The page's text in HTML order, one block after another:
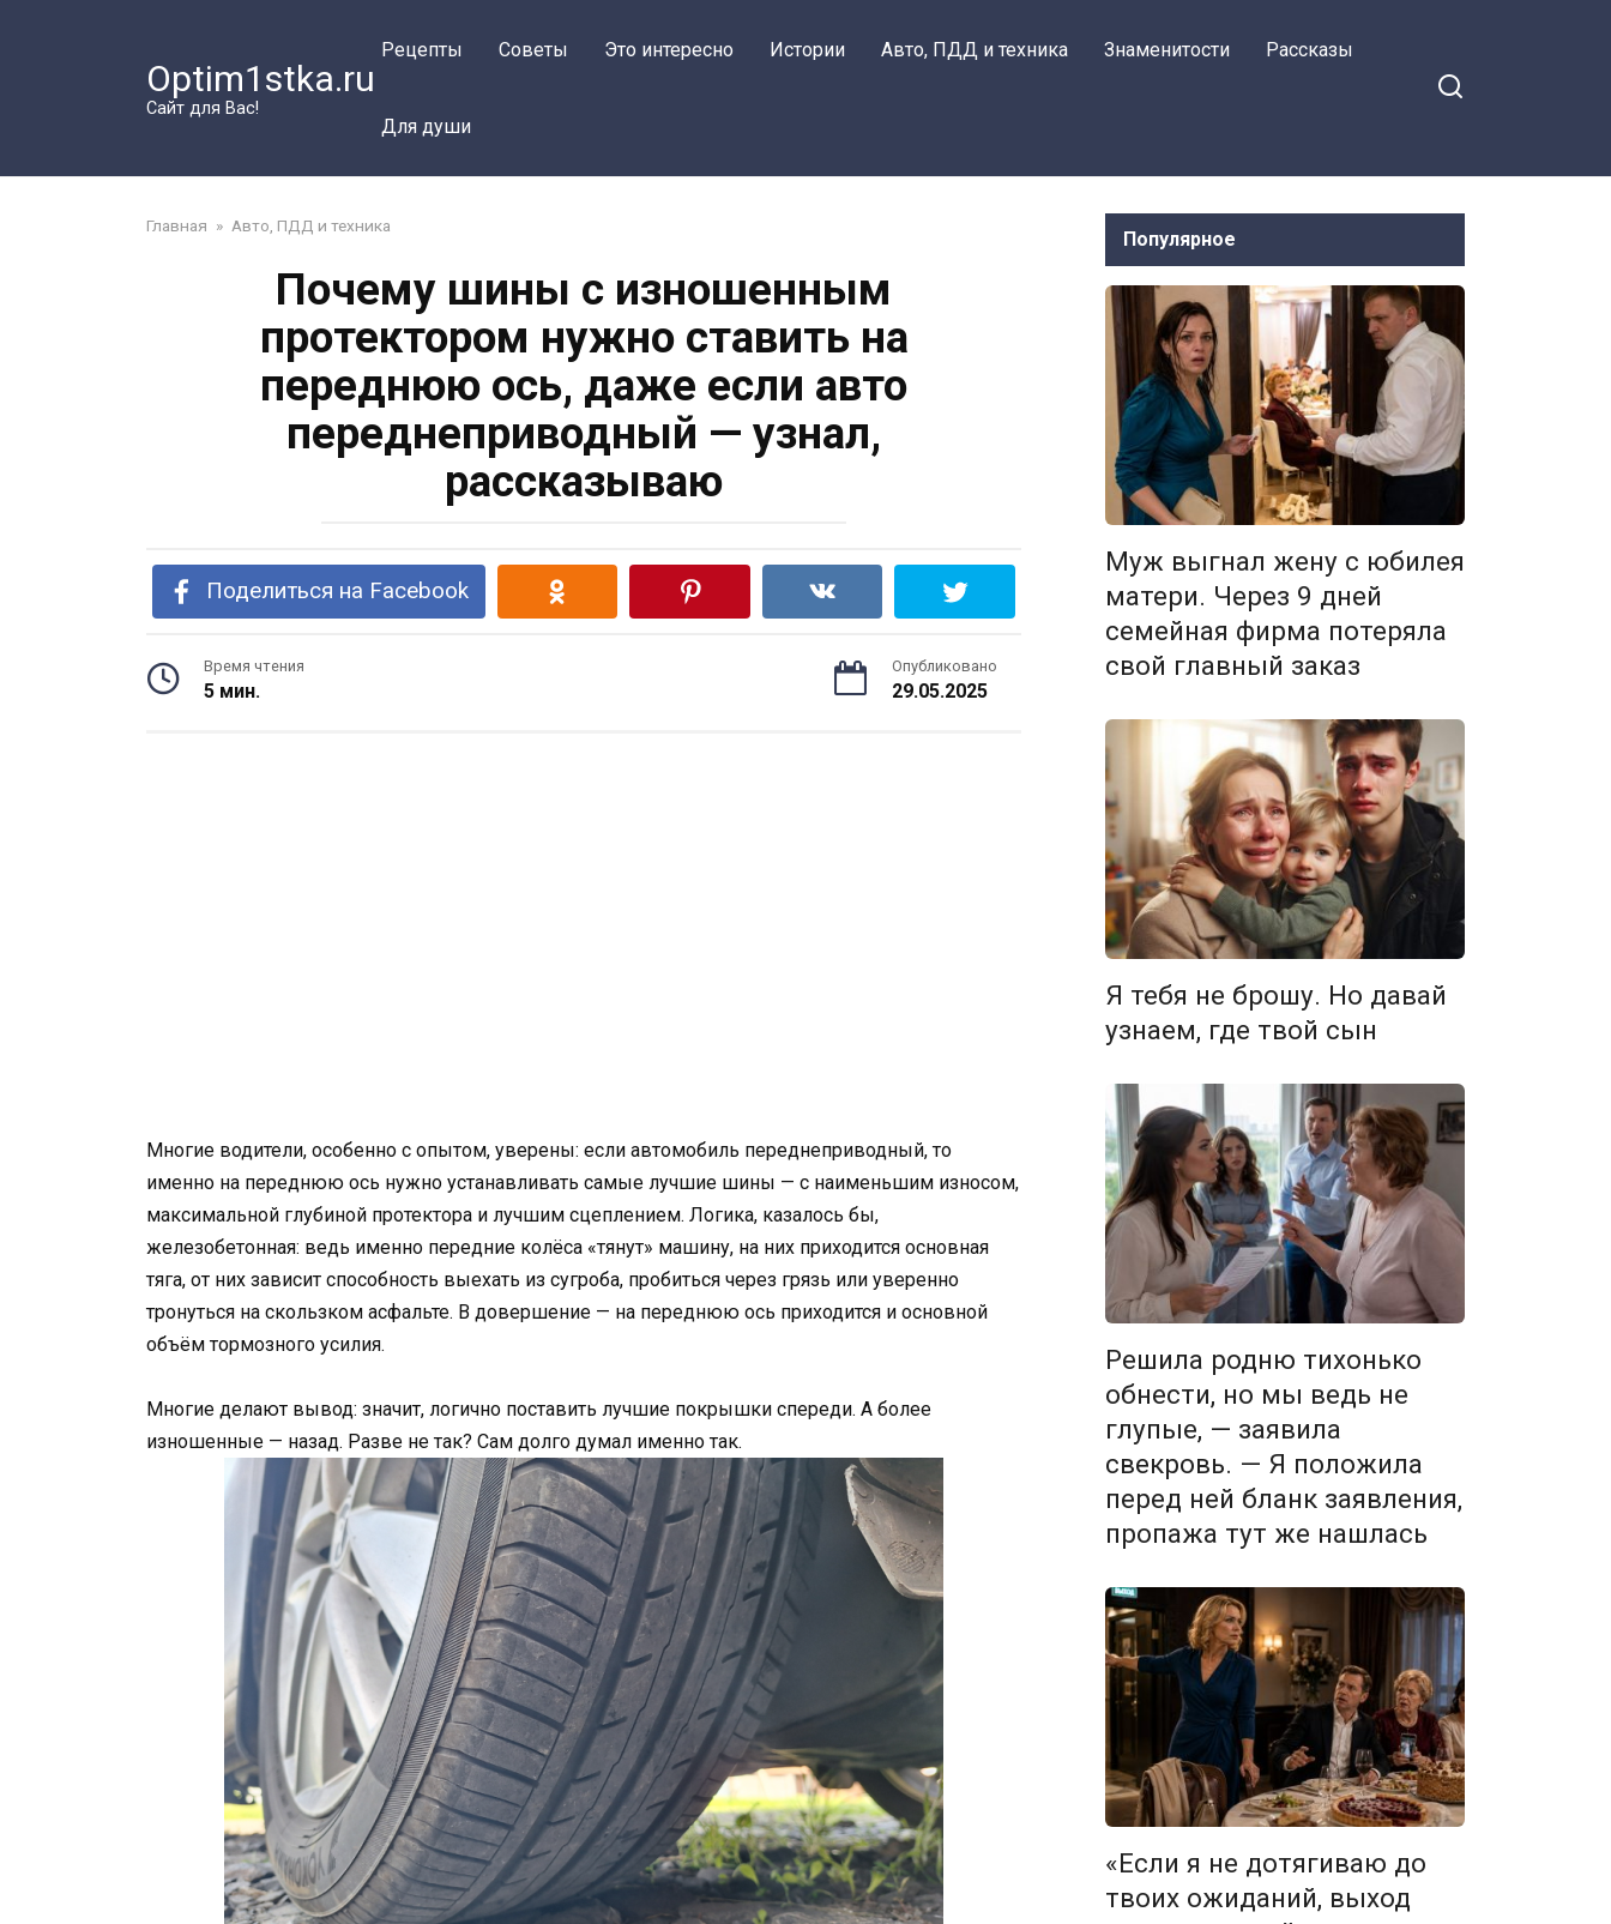
Optim1stka.ru
Сайт для Вас!
Рецепты Советы Это интересно Истории Авто, ПДД и техника Знаменитости Рассказы
Для души
Главная » Авто, ПДД и техника
Почему шины с изношенным
протектором нужно ставить на
переднюю ось, даже если авто
переднеприводный — узнал,
рассказываю
Поделиться на Facebook
Время чтения
5 мин.
Опубликовано
29.05.2025
Многие водители, особенно с опытом, уверены: если автомобиль переднеприводный, то
именно на переднюю ось нужно устанавливать самые лучшие шины — с наименьшим износом,
максимальной глубиной протектора и лучшим сцеплением. Логика, казалось бы,
железобетонная: ведь именно передние колёса «тянут» машину, на них приходится основная
тяга, от них зависит способность выехать из сугроба, пробиться через грязь или уверенно
тронуться на скользком асфальте. В довершение — на переднюю ось приходится и основной
объём тормозного усилия.
Многие делают вывод: значит, логично поставить лучшие покрышки спереди. А более
изношенные — назад. Разве не так? Сам долго думал именно так.
Популярное
Муж выгнал жену с юбилея
матери. Через 9 дней
семейная фирма потеряла
свой главный заказ
Я тебя не брошу. Но давай
узнаем, где твой сын
Решила родню тихонько
обнести, но мы ведь не
глупые, — заявила
свекровь. — Я положила
перед ней бланк заявления,
пропажа тут же нашлась
«Если я не дотягиваю до
твоих ожиданий, выход